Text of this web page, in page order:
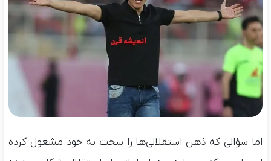
اما سؤالی که ذهن استقلالی‌ها را سخت به خود مشغول کرده